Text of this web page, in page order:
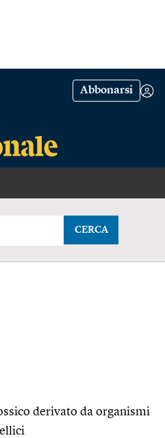
Abbonarsi
CERCA
derivato da organismi